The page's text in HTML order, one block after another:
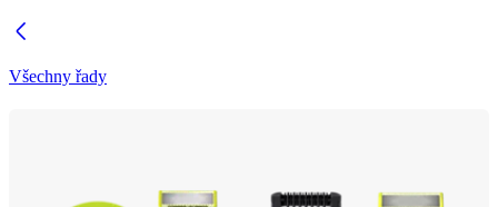
Všechny řady